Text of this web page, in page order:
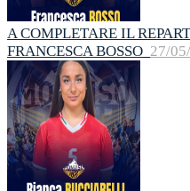
A COMPLETARE IL
FRANCESCA BOSSO 27/